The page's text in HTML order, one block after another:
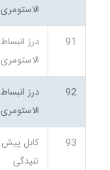
الاستومری
91
درز انبساط
الاستومری
92
درز انبساط
الاستومری
93
کابل پیش
تنیدگی